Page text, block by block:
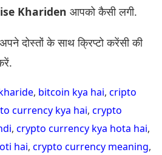
Khariden आपको कैसी लगी.
दोस्तों के साथ क्रिप्टो करेंसी की
, bitcoin kya hai, cripto
currency kya hai, crypto
, crypto currency kya hota hai,
hai, crypto currency meaning,